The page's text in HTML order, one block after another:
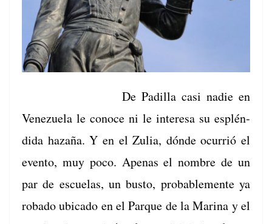
De Padil­la casi nadie en
Venezuela le conoce ni le intere­sa su esplén­
di­da haz­a­ña. Y en el Zulia, dónde ocur­rió el
even­to, muy poco. Ape­nas el nom­bre de un
par de escue­las, un bus­to, prob­a­ble­mente ya
roba­do ubi­ca­do en el Par­que de la Mari­na y el